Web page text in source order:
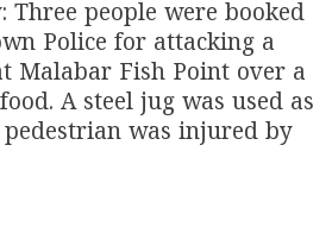
Three people were booked
Police for attacking a
Malabar Fish Point over a
A steel jug was used as
pedestrian was injured by